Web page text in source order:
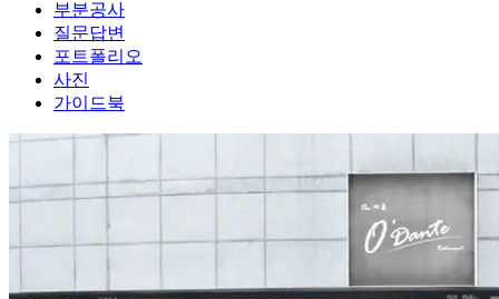
부분공사
질문답변
포트폴리오
사진
가이드북